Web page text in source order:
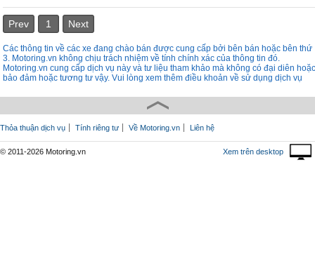
Prev 1 Next
Các thông tin về các xe đang chào bán được cung cấp bởi bên bán hoặc bên thứ
3. Motoring.vn không chịu trách nhiệm về tính chính xác của thông tin đó.
Motoring.vn cung cấp dịch vụ này và tư liệu tham khảo mà không có đại diên hoặc
bảo đảm hoặc tương tư vậy. Vui lòng xem thêm điều khoản về sử dụng dịch vụ
Thỏa thuận dịch vụ Tính riêng tư Về Motoring.vn Liên hệ
© 2011-2026 Motoring.vn Xem trên desktop